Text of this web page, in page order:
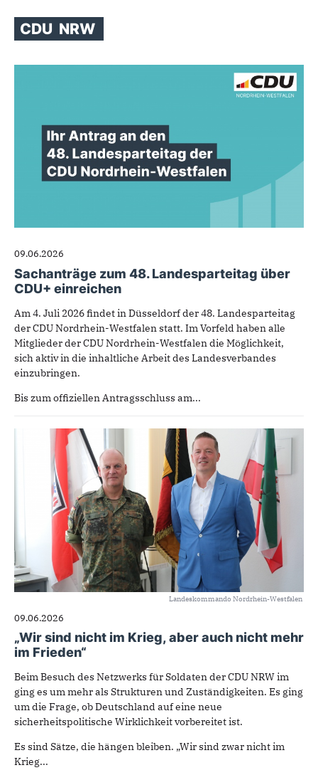
CDU NRW
09.06.2026
Sachanträge zum 48. Landesparteitag über
CDU+ einreichen
Am 4. Juli 2026 findet in Düsseldorf der 48. Landesparteitag
der CDU Nordrhein-Westfalen statt. Im Vorfeld haben alle
Mitglieder der CDU Nordrhein-Westfalen die Möglichkeit,
sich aktiv in die inhaltliche Arbeit des Landesverbandes
einzubringen.
Bis zum offiziellen Antragsschluss am...
Landeskommando Nordrhein-Westfalen
09.06.2026
„Wir sind nicht im Krieg, aber auch nicht mehr
im Frieden“
Beim Besuch des Netzwerks für Soldaten der CDU NRW im
ging es um mehr als Strukturen und Zuständigkeiten. Es ging
um die Frage, ob Deutschland auf eine neue
sicherheitspolitische Wirklichkeit vorbereitet ist.
Es sind Sätze, die hängen bleiben. „Wir sind zwar nicht im
Krieg...